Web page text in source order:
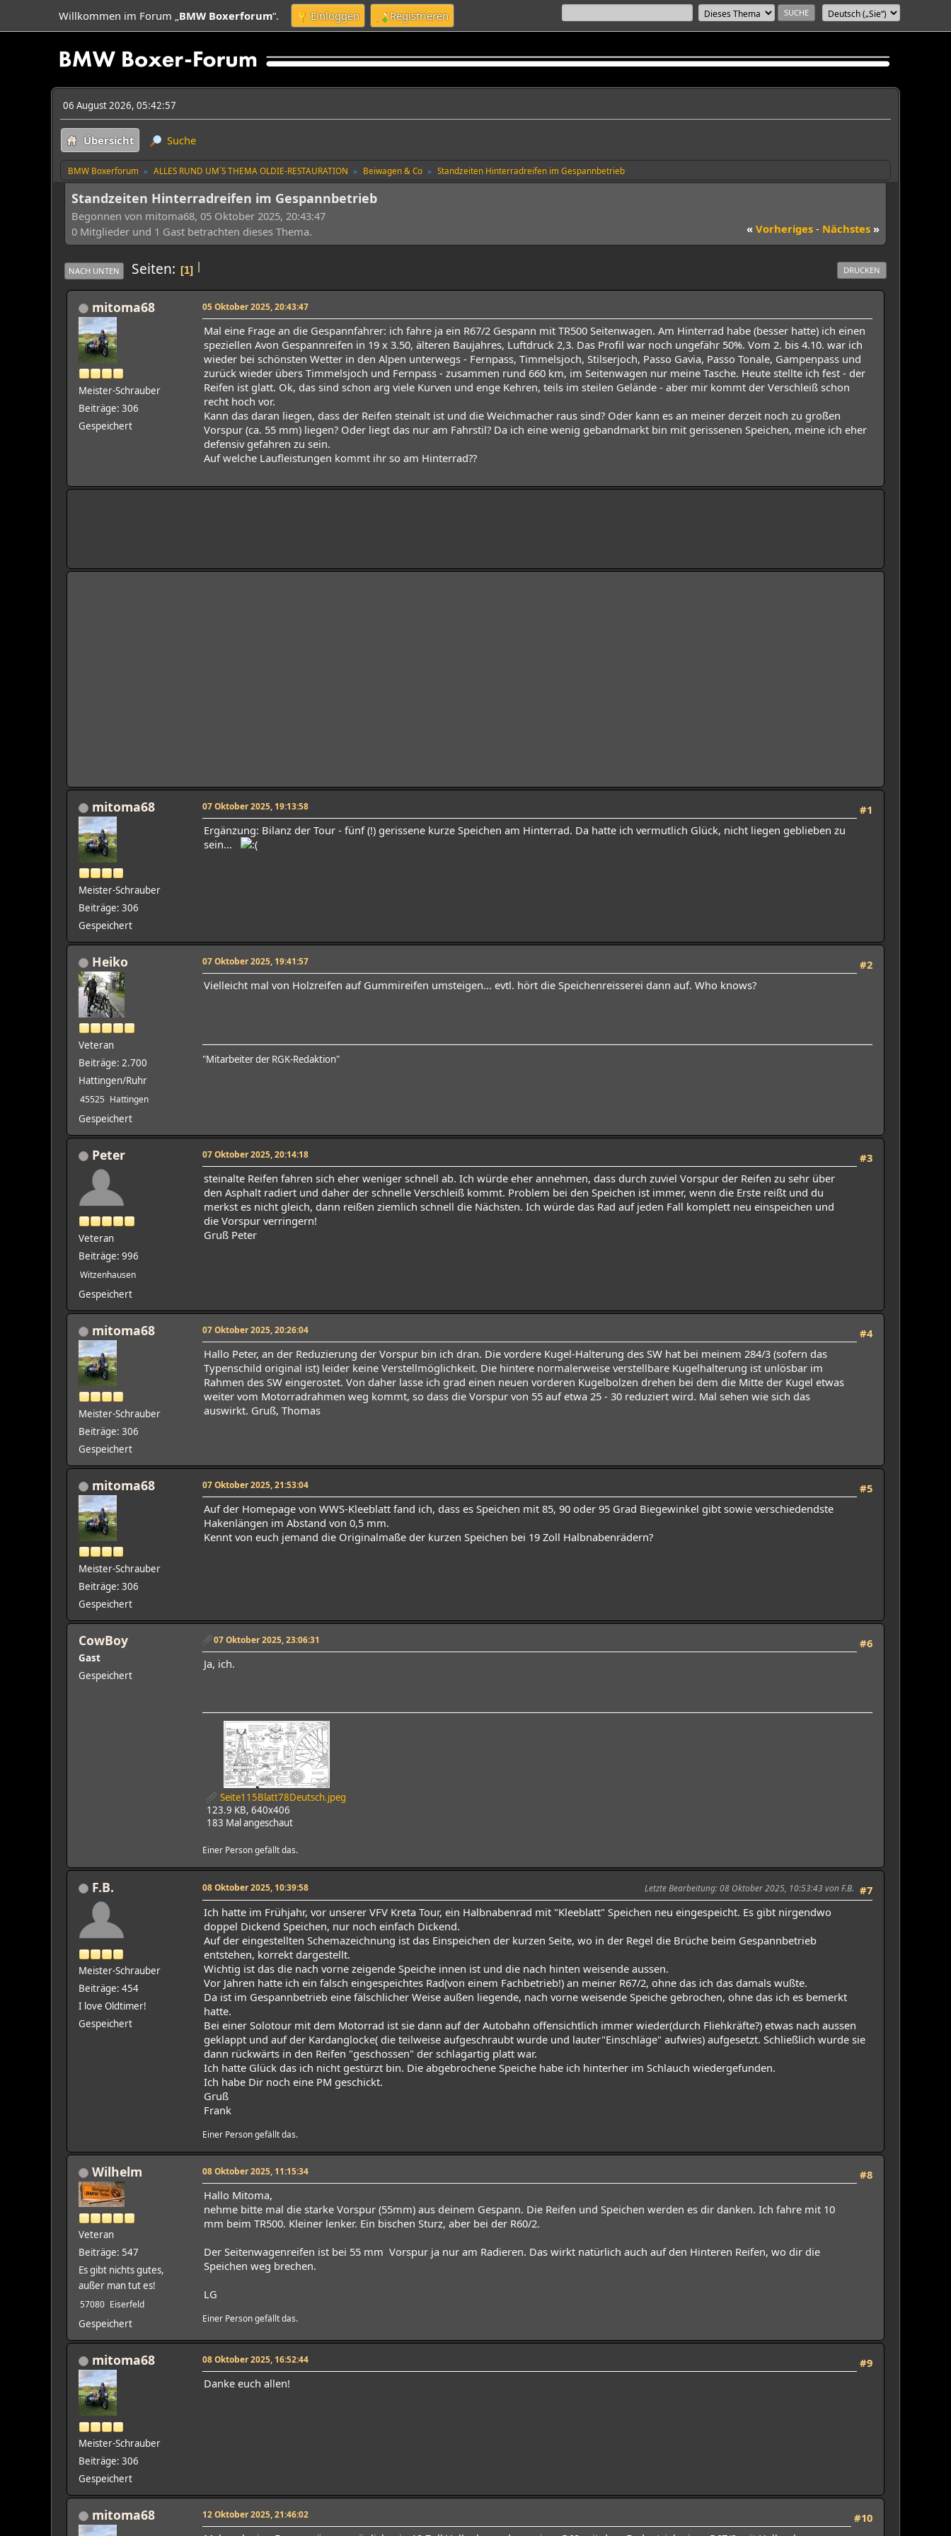
Willkommen im Forum „BMW Boxerforum“. Einloggen Registrieren
06 August 2026, 05:42:57
Übersicht Suche
BMW Boxerforum ► ALLES RUND UM´S THEMA OLDIE-RESTAURATION ► Beiwagen & Co ► Standzeiten Hinterradreifen im Gespannbetrieb
Standzeiten Hinterradreifen im Gespannbetrieb
Begonnen von mitoma68, 05 Oktober 2025, 20:43:47
« Vorheriges - Nächstes »
0 Mitglieder und 1 Gast betrachten dieses Thema.
DRUCKEN
|
NACH UNTEN Seiten 1
mitoma68
Meister-Schrauber
Beiträge: 306
Gespeichert
05 Oktober 2025, 20:43:47
Mal eine Frage an die Gespannfahrer: ich fahre ja ein R67/2 Gespann mit TR500 Seitenwagen. Am Hinterrad habe (besser hatte) ich einen
speziellen Avon Gespannreifen in 19 x 3.50, älteren Baujahres, Luftdruck 2,3. Das Profil war noch ungefähr 50%. Vom 2. bis 4.10. war ich
wieder bei schönsten Wetter in den Alpen unterwegs - Fernpass, Timmelsjoch, Stilserjoch, Passo Gavia, Passo Tonale, Gampenpass und
zurück wieder übers Timmelsjoch und Fernpass - zusammen rund 660 km, im Seitenwagen nur meine Tasche. Heute stellte ich fest - der
Reifen ist glatt. Ok, das sind schon arg viele Kurven und enge Kehren, teils im steilen Gelände - aber mir kommt der Verschleiß schon
recht hoch vor.
Kann das daran liegen, dass der Reifen steinalt ist und die Weichmacher raus sind? Oder kann es an meiner derzeit noch zu großen
Vorspur (ca. 55 mm) liegen? Oder liegt das nur am Fahrstil? Da ich eine wenig gebandmarkt bin mit gerissenen Speichen, meine ich eher
defensiv gefahren zu sein.
Auf welche Laufleistungen kommt ihr so am Hinterrad??
mitoma68
Meister-Schrauber
Beiträge: 306
Gespeichert
#1
07 Oktober 2025, 19:13:58
Ergänzung: Bilanz der Tour - fünf (!) gerissene kurze Speichen am Hinterrad. Da hatte ich vermutlich Glück, nicht liegen geblieben zu
sein...
Heiko
Veteran
Beiträge: 2.700
Hattingen/Ruhr
45525 Hattingen
Gespeichert
#2
07 Oktober 2025, 19:41:57
Vielleicht mal von Holzreifen auf Gummireifen umsteigen... evtl. hört die Speichenreisserei dann auf. Who knows?
"Mitarbeiter der RGK-Redaktion"
Peter
Veteran
Beiträge: 996
Witzenhausen
Gespeichert
#3
07 Oktober 2025, 20:14:18
steinalte Reifen fahren sich eher weniger schnell ab. Ich würde eher annehmen, dass durch zuviel Vorspur der Reifen zu sehr über
den Asphalt radiert und daher der schnelle Verschleiß kommt. Problem bei den Speichen ist immer, wenn die Erste reißt und du
merkst es nicht gleich, dann reißen ziemlich schnell die Nächsten. Ich würde das Rad auf jeden Fall komplett neu einspeichen und
die Vorspur verringern!
Gruß Peter
mitoma68
Meister-Schrauber
Beiträge: 306
Gespeichert
#4
07 Oktober 2025, 20:26:04
Hallo Peter, an der Reduzierung der Vorspur bin ich dran. Die vordere Kugel-Halterung des SW hat bei meinem 284/3 (sofern das
Typenschild original ist) leider keine Verstellmöglichkeit. Die hintere normalerweise verstellbare Kugelhalterung ist unlösbar im
Rahmen des SW eingerostet. Von daher lasse ich grad einen neuen vorderen Kugelbolzen drehen bei dem die Mitte der Kugel etwas
weiter vom Motorradrahmen weg kommt, so dass die Vorspur von 55 auf etwa 25 - 30 reduziert wird. Mal sehen wie sich das
auswirkt. Gruß, Thomas
mitoma68
Meister-Schrauber
Beiträge: 306
Gespeichert
#5
07 Oktober 2025, 21:53:04
Auf der Homepage von WWS-Kleeblatt fand ich, dass es Speichen mit 85, 90 oder 95 Grad Biegewinkel gibt sowie verschiedendste
Hakenlängen im Abstand von 0,5 mm.
Kennt von euch jemand die Originalmaße der kurzen Speichen bei 19 Zoll Halbnabenrädern?
CowBoy
Gast
Gespeichert
#6
07 Oktober 2025, 23:06:31
Ja, ich.
Seite115Blatt78Deutsch.jpeg
123.9 KB, 640x406
183 Mal angeschaut
Einer Person gefällt das.
F.B.
Meister-Schrauber
Beiträge: 454
I love Oldtimer!
Gespeichert
#7
08 Oktober 2025, 10:39:58 Letzte Bearbeitung: 08 Oktober 2025, 10:53:43 von F.B.
Ich hatte im Frühjahr, vor unserer VFV Kreta Tour, ein Halbnabenrad mit "Kleeblatt" Speichen neu eingespeicht. Es gibt nirgendwo
doppel Dickend Speichen, nur noch einfach Dickend.
Auf der eingestellten Schemazeichnung ist das Einspeichen der kurzen Seite, wo in der Regel die Brüche beim Gespannbetrieb
entstehen, korrekt dargestellt.
Wichtig ist das die nach vorne zeigende Speiche innen ist und die nach hinten weisende aussen.
Vor Jahren hatte ich ein falsch eingespeichtes Rad(von einem Fachbetrieb!) an meiner R67/2, ohne das ich das damals wußte.
Da ist im Gespannbetrieb eine fälschlicher Weise außen liegende, nach vorne weisende Speiche gebrochen, ohne das ich es bemerkt
hatte.
Bei einer Solotour mit dem Motorrad ist sie dann auf der Autobahn offensichtlich immer wieder(durch Fliehkräfte?) etwas nach aussen
geklappt und auf der Kardanglocke( die teilweise aufgeschraubt wurde und lauter"Einschläge" aufwies) aufgesetzt. Schließlich wurde sie
dann rückwärts in den Reifen "geschossen" der schlagartig platt war.
Ich hatte Glück das ich nicht gestürzt bin. Die abgebrochene Speiche habe ich hinterher im Schlauch wiedergefunden.
Ich habe Dir noch eine PM geschickt.
Gruß
Frank
Einer Person gefällt das.
Wilhelm
Veteran
Beiträge: 547
Es gibt nichts gutes,
außer man tut es!
57080 Eiserfeld
Gespeichert
#8
08 Oktober 2025, 11:15:34
Hallo Mitoma,
nehme bitte mal die starke Vorspur (55mm) aus deinem Gespann. Die Reifen und Speichen werden es dir danken. Ich fahre mit 10
mm beim TR500. Kleiner lenker. Ein bischen Sturz, aber bei der R60/2.
Der Seitenwagenreifen ist bei 55 mm Vorspur ja nur am Radieren. Das wirkt natürlich auch auf den Hinteren Reifen, wo dir die
Speichen weg brechen.
LG
Einer Person gefällt das.
mitoma68
Meister-Schrauber
Beiträge: 306
Gespeichert
#9
08 Oktober 2025, 16:52:44
Danke euch allen!
mitoma68 #10
12 Oktober 2025, 21:46:02